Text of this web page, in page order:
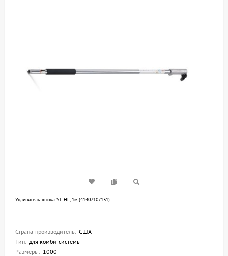
Удлинитель штока STIHL, 1м (41407107131)
Страна-производитель: США
Тип: для комби-системы
Размеры: 1000